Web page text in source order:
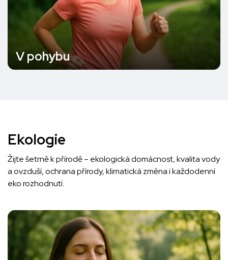
V pohybu
Ekologie
Žijte šetrně k přírodě – ekologická domácnost, kvalita vody
a ovzduší, ochrana přírody, klimatická změna i každodenní
eko rozhodnutí.